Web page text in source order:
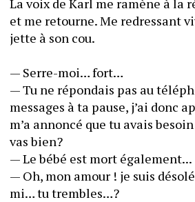
La voix de Karl me ramène à la
et me retourne. Me redressant
jette à son cou.
— Serre-moi… fort…
— Tu ne répondais pas au
messages à ta pause, j’ai donc
m’a annoncé que tu avais
vas bien?
— Le bébé est mort également...
— Oh, mon amour ! je suis
mi… tu trembles…?